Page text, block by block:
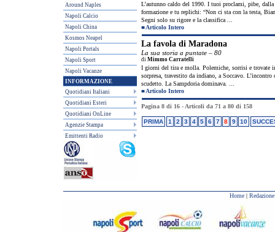
Around Naples
Napoli Calcio
Napoli China
Kosmos Neapel
Napoli Portals
Napoli Sport
Napoli Vacanze
INFORMAZIONE
Quotidiani Italiani
Quotidiani Esteri
Quotidiani OnLine
Agenzie Stampa
Emittenti Radio
L’autunno caldo del 1990. I tuoi proclami, pibe,
formazione e tu replichi: “Non ci sta con la testa,
Segni solo su rigore e la classifica ...
■ Articolo Intero
La favola di Maradona
La sua storia a puntate – 80
di Mimmo Carratelli
I giorni del tira e molla. Polemiche, sorrisi e trovate
sorpresa, travestito da indiano, a Soccavo.
scudetto. La Sampdoria dominava. ...
■ Articolo Intero
Pagina 8 di 16 - Articoli da 71 a 80 di 158
PRIMA 1 2 3 4 5 6 7 8 9 10
Home| Redazione